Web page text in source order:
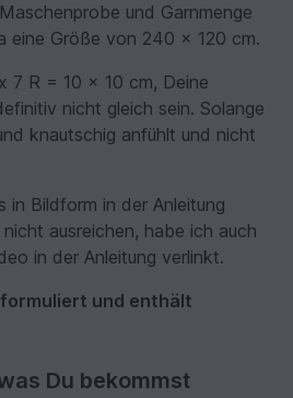
und Garnmenge
eine Größe von 240 x 120 cm.
7 R = 10 x 10 cm, Deine
nicht gleich sein. Solange
knautschig anfühlt und nicht
in Bildform in der Anleitung
ausreichen, habe ich auch
in der Anleitung verlinkt.
und enthält
Du bekommst